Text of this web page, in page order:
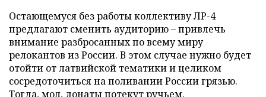
Остающемуся без работы коллективу ЛР-4
предлагают сменить аудиторию – привлечь
внимание разбросанных по всему миру
релокантов из России. В этом случае нужно будет
отойти от латвийской тематики и целиком
сосредоточиться на поливании России грязью.
Тогда, мол, донаты потекут ручьем.